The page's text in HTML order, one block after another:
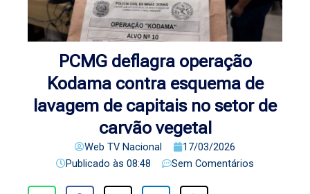
PCMG deflagra operação
Kodama contra esquema de
lavagem de capitais no setor de
carvão vegetal
Web TV Nacional
17/03/2026
Publicado às 08:48 Sem Comentários